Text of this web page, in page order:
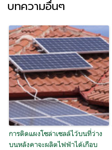
บทความอื่นๆ
การติดแผงโซล่าเซลล์ไว้บนที่ว่าง
บนหลังคาจะผลิตไฟฟ้าได้เกือบ